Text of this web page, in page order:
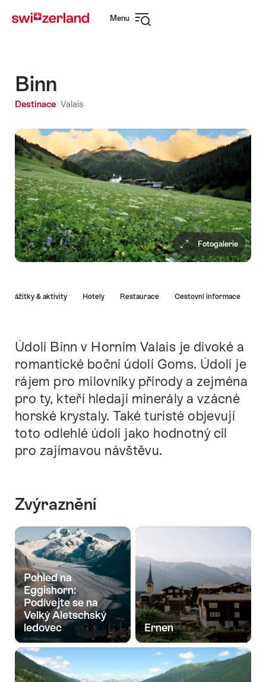
navigation
Menu
Binn
Destinace Valais
Fotogalerie
Zážitky & aktivity Hotely Restaurace Cestovní informace
Intro
Údolí Binn v Horním Valais je divoké a
romantické boční údolí Goms. Údolí je
rájem pro milovníky přírody a zejména
pro ty, kteří hledají minerály a vzácné
horské krystaly. Také turisté objevují
toto odlehlé údolí jako hodnotný cíl
pro zajímavou návštěvu.
Zvýraznění
Pohled na
Eggishorn:
Podívejte se na
Velký Aletschský
ledovec
Ernen